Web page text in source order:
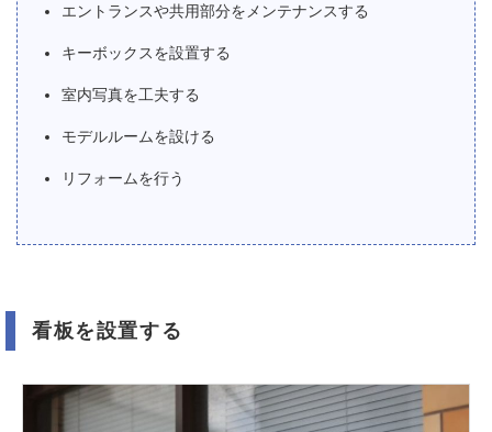
エントランスや共用部分をメンテナンスする
キーボックスを設置する
室内写真を工夫する
モデルルームを設ける
リフォームを行う
看板を設置する